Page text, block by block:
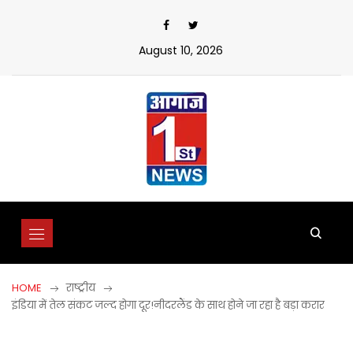
August 10, 2026
HOME
राष्ट्रीय
इंडिया में तेल संकट जल्द होगा दूर!नीदरलैंड के साथ होने जा रहा है बड़ा करार